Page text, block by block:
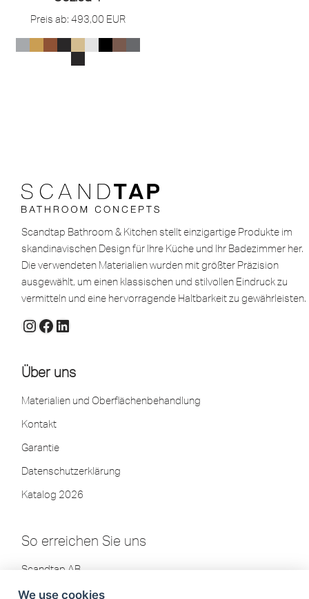
Preis ab: 493,00 EUR
Scandtap Bathroom & Kitchen stellt einzigartige Produkte im
skandinavischen Design für Ihre Küche und Ihr Badezimmer her.
Die verwendeten Materialien wurden mit größter Präzision
ausgewählt, um einen klassischen und stilvollen Eindruck zu
vermitteln und eine hervorragende Haltbarkeit zu gewährleisten.
Über uns
Materialien und Oberflächenbehandlung
Kontakt
Garantie
Datenschutzerklärung
Katalog 2026
So erreichen Sie uns
Scandtap AB
We use cookies